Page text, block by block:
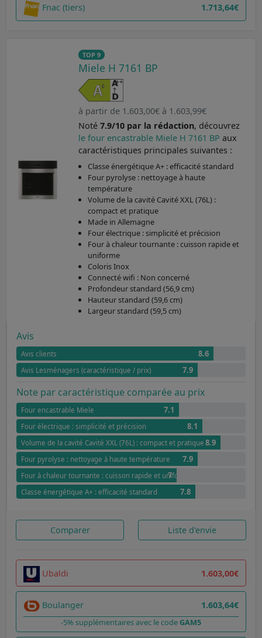
Fnac (tiers) 1.713,64€
TOP 9
Miele H 7161 BP
à partir de 1.603,00€ à 1.603,99€
Noté 7.9/10 par la rédaction, découvrez
le four encastrable Miele H 7161 BP aux
caractéristiques principales suivantes :
Classe énergétique A+ : efficacité standard
Four pyrolyse : nettoyage à haute
température
Volume de la cavité Cavité XXL (76L) :
compact et pratique
Made in Allemagne
Four électrique : simplicité et précision
Four à chaleur tournante : cuisson rapide et
uniforme
Coloris Inox
Connecté wifi : Non concerné
Profondeur standard (56,9 cm)
Hauteur standard (59,6 cm)
Largeur standard (59,5 cm)
Avis
Avis clients 8.6
Avis Lesménagers (caractéristique / prix) 7.9
Note par caractéristique comparée au prix
Four encastrable Miele 7.1
Four électrique : simplicité et précision 8.1
Volume de la cavité Cavité XXL (76L) : compact et pratique 8.9
Four pyrolyse : nettoyage à haute température 7.9
Four à chaleur tournante : cuisson rapide et uniforme
7
Classe énergétique A+ : efficacité standard 7.8
Comparer Liste d'envie
Ubaldi 1.603,00€
Boulanger 1.603,64€
-5% supplémentaires avec le codeGAM5